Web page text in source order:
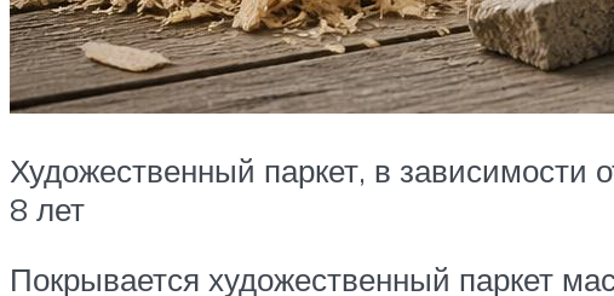
Художественный паркет, в зависимости
8 лет
Покрывается художественный паркет